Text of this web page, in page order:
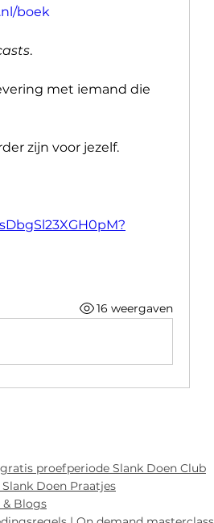
boek
.
met iemand die
zijn voor jezelf.
16 weergaven
proefperiode Slank Doen Club
Doen Praatjes
& Blogs